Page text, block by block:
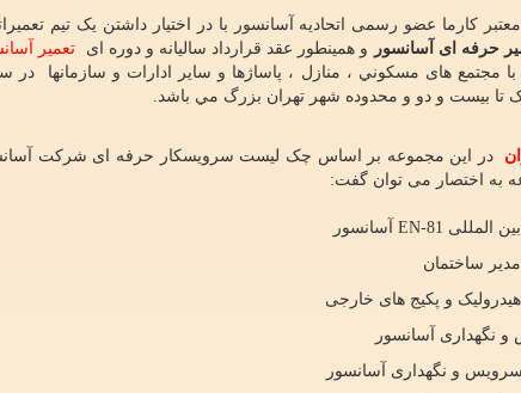
معتبر کارما عضو رسمی اتحادیه آسانسور با در اختيار داشتن یک تیم
حرفه ای آسانسور و همینطور عقد قرارداد سالیانه و دوره ای تعمیر
با مجتمع های مسكوني ، منازل ، پاساژها و سایر ادارات و سازمانها در
تا بیست و دو و محدوده شهر تهران بزرگ مي باشد.
در این مجموعه بر اساس چک لیست سرویسکار حرفه ای شرکت
به اختصار می توان گفت:
المللی EN-81 آسانسور
ساختمان
و نگهداری آسانسور